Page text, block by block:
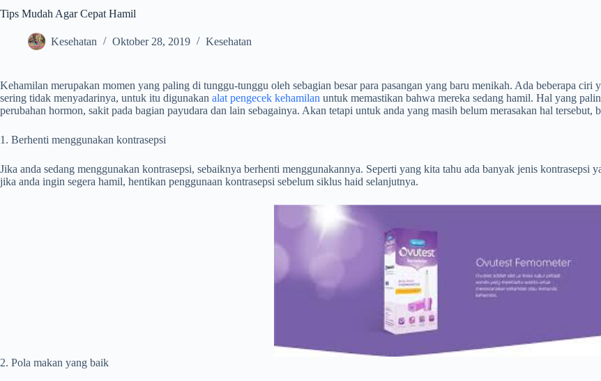
Tips Mudah Agar Cepat Hamil
Kesehatan Oktober 28, 2019 Kesehatan
Kehamilan merupakan momen yang paling di tunggu-tunggu oleh sebagian besar para pasangan yang baru menikah. Ada beberapa
sering tidak menyadarinya, untuk itu digunakan alat pengecek kehamilan untuk memastikan bahwa mereka sedang hamil. Hal yang
perubahan hormon, sakit pada bagian payudara dan lain sebagainya. Akan tetapi untuk anda yang masih belum merasakan hal tersebut,
1. Berhenti menggunakan kontrasepsi
Jika anda sedang menggunakan kontrasepsi, sebaiknya berhenti menggunakannya. Seperti yang kita tahu ada banyak jenis
jika anda ingin segera hamil, hentikan penggunaan kontrasepsi sebelum siklus haid selanjutnya.
2. Pola makan yang baik